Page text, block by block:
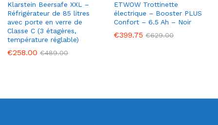
Klarstein Beersafe XXL –
Réfrigérateur de 85 litres
avec porte en verre de
Classe C (3 étagères,
température réglable)
€258.00 €489.00
ETWOW Trottinette
électrique – Booster PLUS
Confort – 6.5 Ah – Noir
€399.75 €629.00